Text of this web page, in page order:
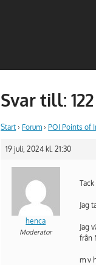
Svar till:
Start › Forum › POI Points of
19 juli, 2024 kl. 21:30
henca
Moderator
Jag
Jag
från
m v